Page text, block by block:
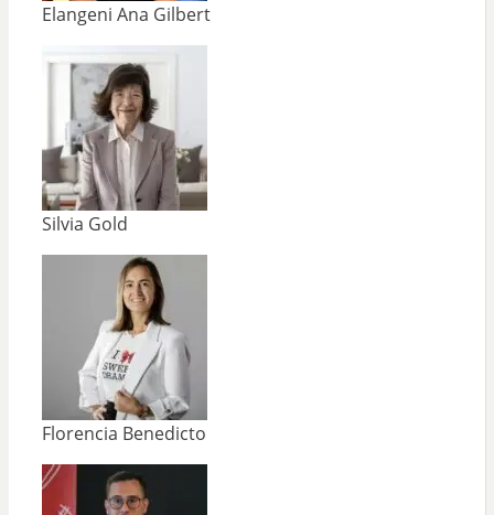
Elangeni Ana Gilbert
Silvia Gold
Florencia Benedicto